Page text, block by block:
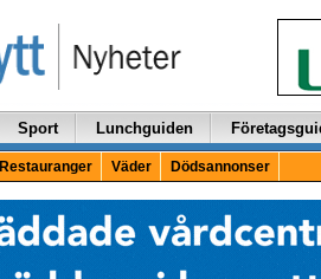
Sport Lunchguiden
Restauranger Väder Dödsannonser